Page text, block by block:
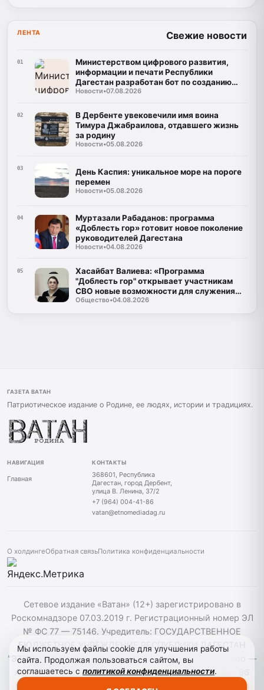
ЛЕНТА Свежие новости
01
Министерством цифрового развития,
информации и печати Республики
Дагестан разработан бот по созданию
корпусов национальных языков народов
Новости•07.08.2026
02
В Дербенте увековечили имя воина
Тимура Джабраилова, отдавшего жизнь
за родину
Новости•05.08.2026
03
День Каспия: уникальное море на пороге
перемен
Новости•05.08.2026
04
Муртазали Рабаданов: программа
«Доблесть гор» готовит новое поколение
руководителей Дагестана
Новости•04.08.2026
05
Хасайбат Валиева: «Программа
"Доблесть гор" открывает участникам
СВО новые возможности для служения
Дагестану»
Общество•04.08.2026
ГАЗЕТА ВАТАН
Патриотическое издание о Родине, ее людях, истории и традициях.
НАВИГАЦИЯ
Главная
КОНТАКТЫ
368601, Республика
Дагестан, город Дербент,
улица В. Ленина, 37/2
+7 (964) 004-41-86
vatan@etnomediadag.ru
О холдингеОбратная связьПолитика конфиденциальности
Сетевое издание «Ватан» (12+) зарегистрировано в
Роскомнадзоре 07.03.2019 г. Регистрационный номер ЭЛ
№ ФС 77 — 75146. Учредитель: ГОСУДАРСТВЕННОЕ
БЮДЖЕТНОЕ УЧРЕЖДЕНИЕ РЕСПУБЛИКИ ДАГЕСТАН
"ЭТНОМЕДИАХОЛДИНГ "ДАГЕСТАН". Главный редактор —
Аврумов Моисей Давидович, Телефон: +7964 004 41 86
vatan@etnomediadag.ru При использовании материалов
Мы используем файлы cookie для улучшения работы
сайта. Продолжая пользоваться сайтом, вы
соглашаетесь с политикой конфиденциальности.